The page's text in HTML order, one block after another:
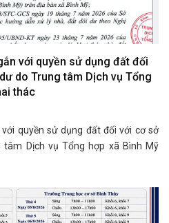
với quyền sử dụng đất đối
do Trung tâm Dịch vụ Tổng
thác
quyền sử dụng đất đối với cơ sở
Dịch vụ Tổng hợp xã Bình Mỹ